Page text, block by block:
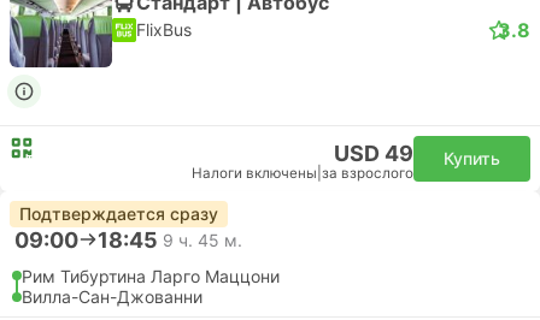
FlixBus 3.8
USD 49
Налоги включены за взрослого
Купить
Подтверждается сразу
09:00 18:45 9 ч. 45 м.
Рим Тибуртина Ларго Маццони
Вилла-Сан-Джованни